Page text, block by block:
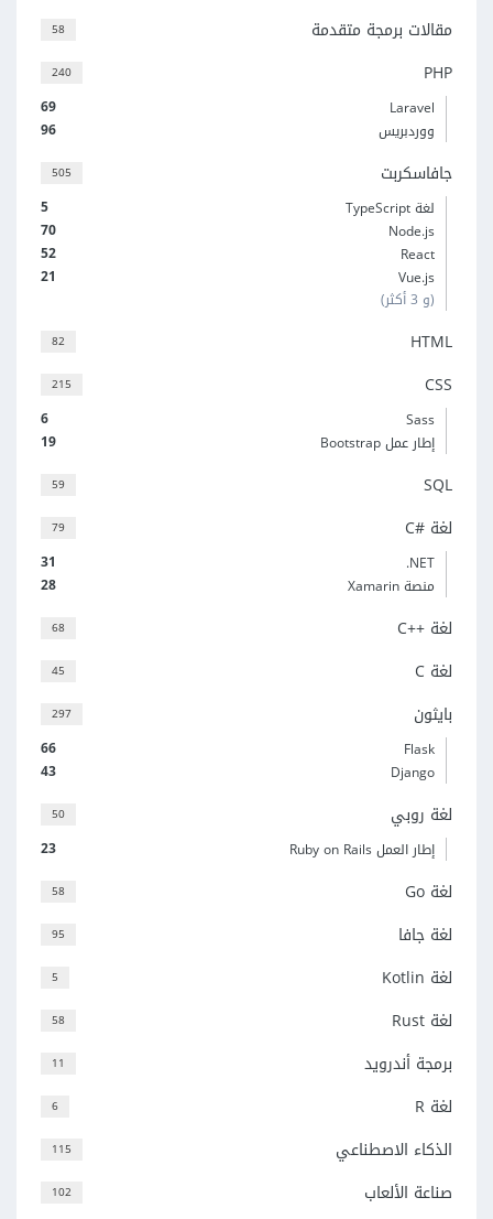
58 مقالات برمجة متقدمة
240 PHP
69
Laravel
96
ووردبريس
505 جافاسكربت
5
لغة TypeScript
70
Node.js
52
React
21
Vue.js
(و 3 أكثر)
82 HTML
215 CSS
6
Sass
19
إطار عمل Bootstrap
59 SQL
79 لغة C#‎
31
‎.NET
28
منصة Xamarin
68 لغة C++‎
45 لغة C
297 بايثون
66
Flask
43
Django
50 لغة روبي
23 إطار العمل Ruby on Rails
58 لغة Go
95 لغة جافا
5 لغة Kotlin
58 لغة Rust
11 برمجة أندرويد
6 لغة R
115 الذكاء الاصطناعي
102 صناعة الألعاب